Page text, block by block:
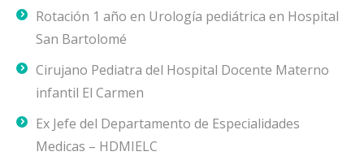
Rotación 1 año en Urología pediátrica en Hospital
San Bartolomé
Cirujano Pediatra del Hospital Docente Materno
infantil El Carmen
Ex Jefe del Departamento de Especialidades
Medicas – HDMIELC